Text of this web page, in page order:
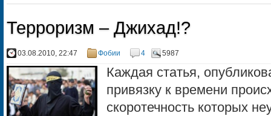
Терроризм – Джихад!?
03.08.2010, 22:47 Фобии 4 5987
Каждая статья,
привязку к времени
скоротечность которых